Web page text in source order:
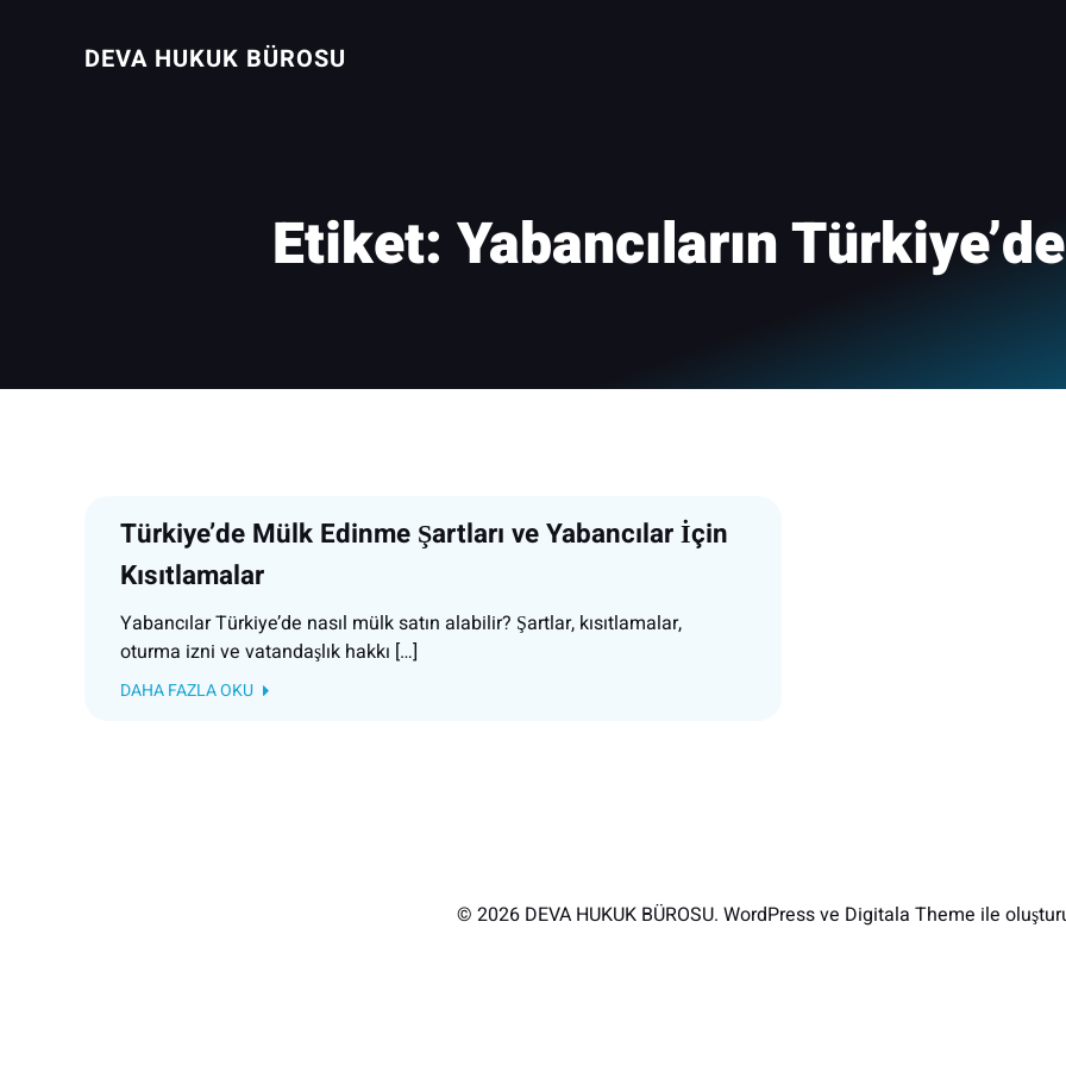
DEVA HUKUK BÜROSU
Etiket: Yabancıların
Türkiye’de Mülk Edinme Şartları ve Yabancılar İçin
Kısıtlamalar
Yabancılar Türkiye’de nasıl mülk satın alabilir? Şartlar, kısıtlamalar,
oturma izni ve vatandaşlık hakkı […]
DAHA FAZLA OKU
© 2026 DEVA HUKUK BÜROSU. WordPress ve Digitala Theme ile